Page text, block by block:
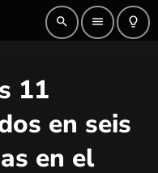
search menu lightbulb_outline
11
en seis
en el